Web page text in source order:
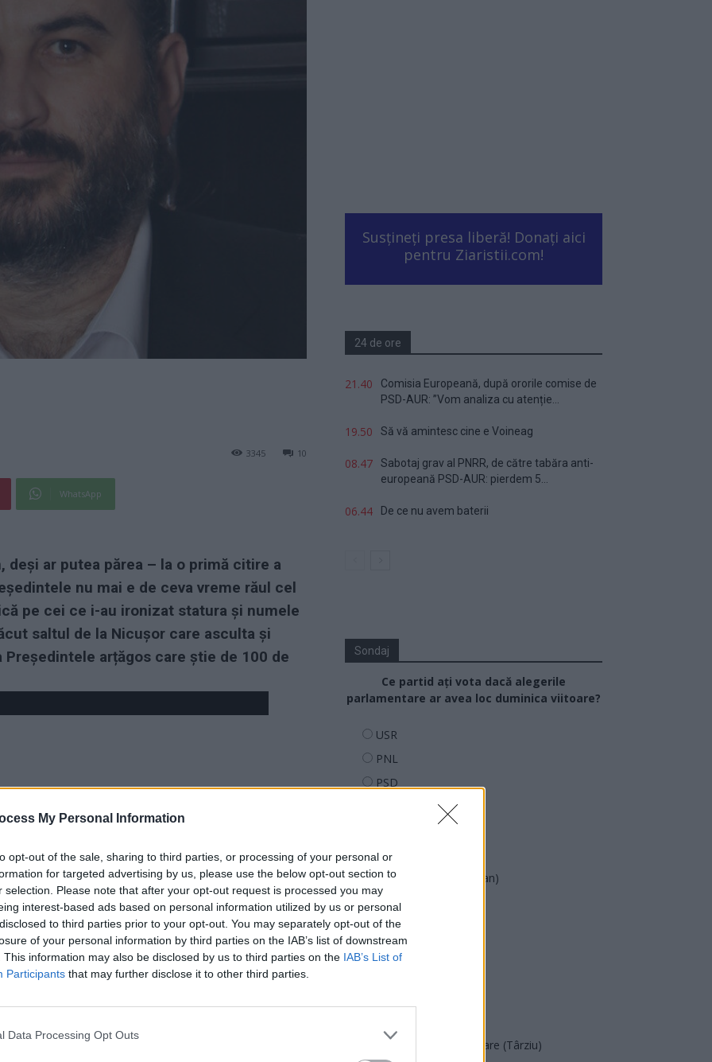
My Personal Information
opt-out of the sale, sharing to third parties, or processing of your personal or
for targeted advertising by us, please use the below opt-out section to
selection. Please note that after your opt-out request is processed you may
interest-based ads based on personal information utilized by us or personal
to third parties prior to your opt-out. You may separately opt-out of the
of your personal information by third parties on the IAB’s list of downstream
This information may also be disclosed by us to third parties on the IAB’s List of
Participants that may further disclose it to other third parties.
Data Processing Opt Outs
10
3345
WhatsApp
deși ar putea părea – la o primă citire a
nu mai e de ceva vreme răul cel
pe cei ce i-au ironizat statura și numele
saltul de la Nicușor care asculta și
arțăgos care știe de 100 de
Susțineți presa liberă! Donați aici
pentru Ziaristii.com!
24 de ore
21.40
Comisia Europeană, după ororile comise de
PSD-AUR: ”Vom analiza cu atenție...
19.50 Să vă amintesc cine e Voineag
08.47
Sabotaj grav al PNRR, de către tabăra anti-
europeană PSD-AUR: pierdem 5...
06.44 De ce nu avem baterii
Sondaj
Ce partid ați vota dacă alegerile
parlamentare ar avea loc duminica viitoare?
USR
PNL
PSD
PMP (Tomac)
Forța Dreptei (L. Orban)
PNȚMM
REPER
SENS
Acțiunea Conservatoare (Târziu)